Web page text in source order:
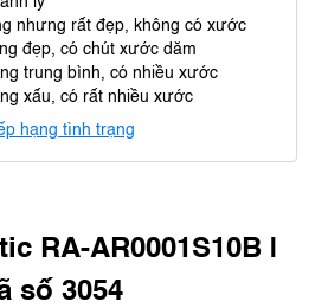
nhưng rất đẹp, không có xước
đẹp, có chút xước dăm
trung bình, có nhiều xước
xấu, có rất nhiều xước
hạng tình trạng
RA-AR0001S10B |
số 3054